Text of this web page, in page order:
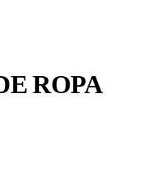
ROPA